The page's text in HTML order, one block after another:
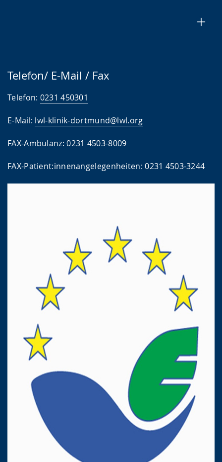
Telefon/ E-Mail / Fax
Telefon: 0231 450301
E-Mail: lwl-klinik-dortmund@lwl.org
FAX-Ambulanz: 0231 4503-8009
FAX-Patient:innenangelegenheiten: 0231 4503-3244